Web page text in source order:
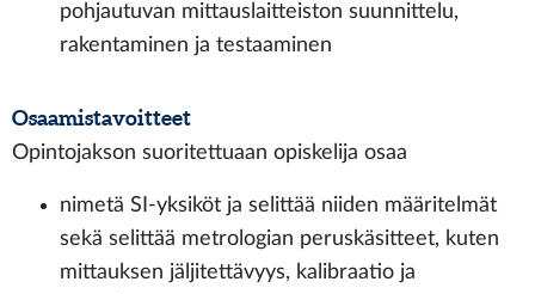
pohjautuvan mittauslaitteiston suunnittelu,
rakentaminen ja testaaminen
Osaamistavoitteet
Opintojakson suoritettuaan opiskelija osaa
nimetä SI-yksiköt ja selittää niiden määritelmät
sekä selittää metrologian peruskäsitteet, kuten
mittauksen jäljitettävyys, kalibraatio ja